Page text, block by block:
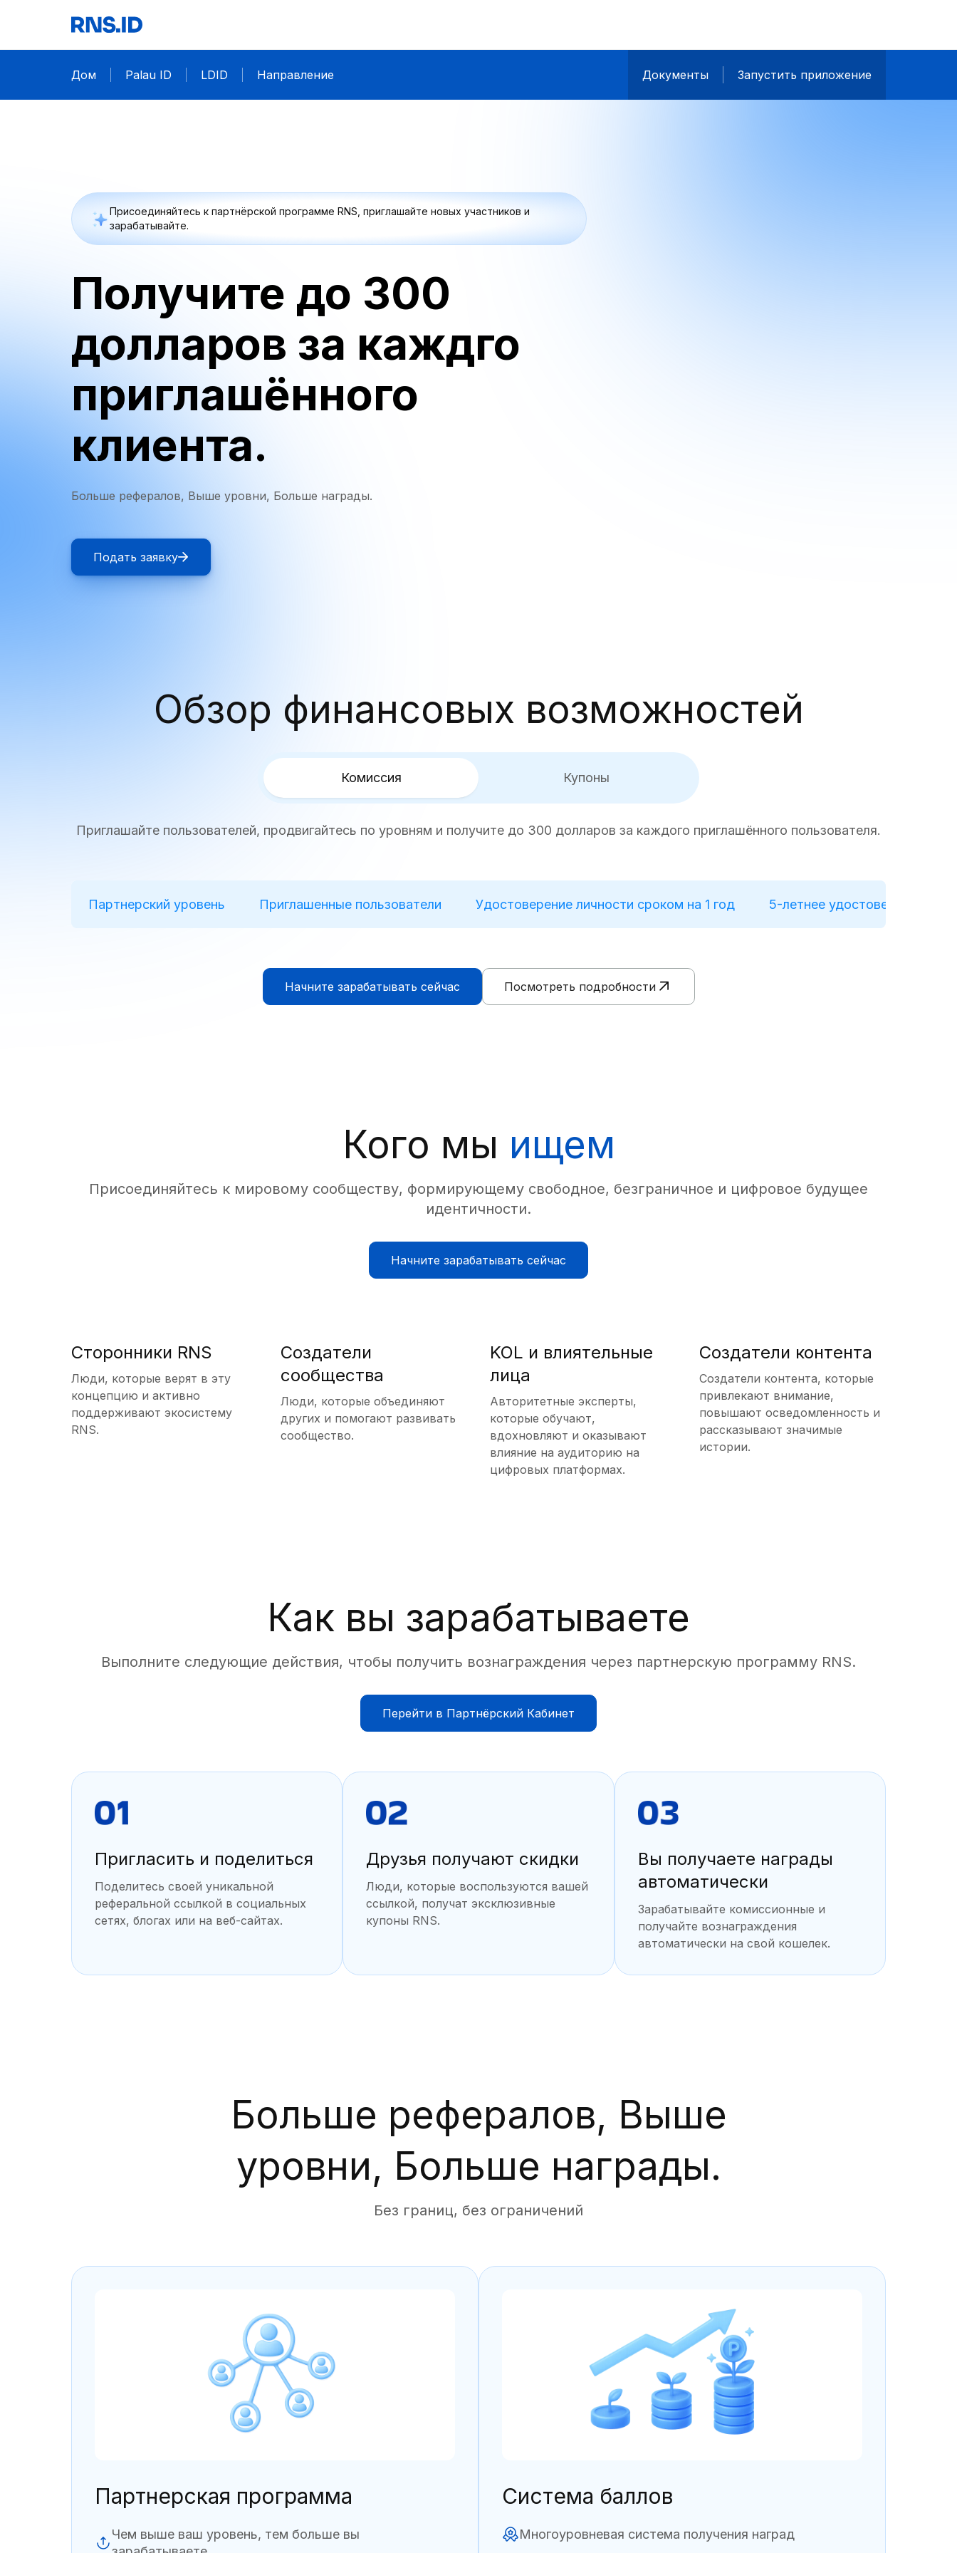
Дом Palau ID LDID Направление Документы Запустить приложение
Присоединяйтесь к партнёрской программе RNS, приглашайте новых участников и
зарабатывайте.
Получите до 300
долларов за каждго
приглашённого
клиента.
Больше рефералов, Выше уровни, Больше награды.
Подать заявку
Обзор финансовых возможностей
Комиссия Купоны
Приглашайте пользователей, продвигайтесь по уровням и получите до 300 долларов за каждого приглашённого пользователя.
Партнерский уровень Приглашенные пользователи Удостоверение личности сроком на 1 год 5-летнее удостоверение
Начните зарабатывать сейчас Посмотреть подробности
Кого мы ищем
Присоединяйтесь к мировому сообществу, формирующему свободное, безграничное и цифровое будущее
идентичности.
Начните зарабатывать сейчас
Сторонники RNS
Люди, которые верят в эту
концепцию и активно
поддерживают экосистему
RNS.
Создатели
сообщества
Люди, которые объединяют
других и помогают развивать
сообщество.
KOL и влиятельные
лица
Авторитетные эксперты,
которые обучают,
вдохновляют и оказывают
влияние на аудиторию на
цифровых платформах.
Создатели контента
Создатели контента, которые
привлекают внимание,
повышают осведомленность и
рассказывают значимые
истории.
Как вы зарабатываете
Выполните следующие действия, чтобы получить вознаграждения через партнерскую программу RNS.
Перейти в Партнёрский Кабинет
Пригласить и поделиться
Поделитесь своей уникальной
реферальной ссылкой в социальных
сетях, блогах или на веб-сайтах.
Друзья получают скидки
Люди, которые воспользуются вашей
ссылкой, получат эксклюзивные
купоны RNS.
Вы получаете награды
автоматически
Зарабатывайте комиссионные и
получайте вознаграждения
автоматически на свой кошелек.
Больше рефералов, Выше
уровни, Больше награды.
Без границ, без ограничений
Партнерская программа
Чем выше ваш уровень, тем больше вы
Система баллов
Многоуровневая система получения наград